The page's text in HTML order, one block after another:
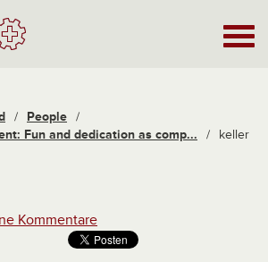
/ People /
Fun and dedication as comp...
/ keller
Kommentare